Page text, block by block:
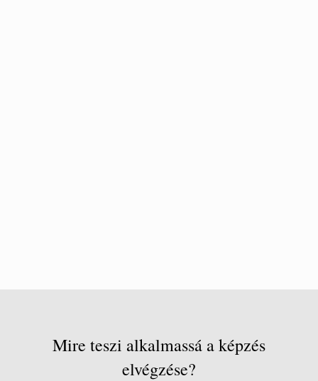
Mire teszi alkalmassá a képzés
elvégzése?